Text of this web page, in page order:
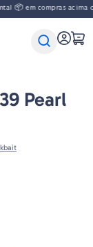
📦 em compras acima
Pearl